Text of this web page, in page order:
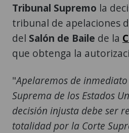
Tribunal Supremo la
tribunal de apelaciones
del Salón de Baile de la
que obtenga la
"Apelaremos de
Suprema de los Estados
decisión injusta debe ser
totalidad por la Corte